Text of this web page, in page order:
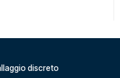
discreto